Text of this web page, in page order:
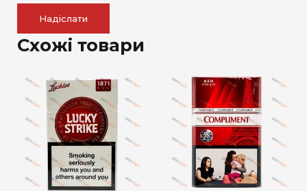
Надіслати
Схожі товари